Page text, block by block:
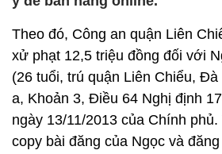
Theo đó, Công an quận Liên
xử phạt 12,5 triệu đồng đối với
(26 tuổi, trú quận Liên Chiểu,
a, Khoản 3, Điều 64 Nghị định
ngày 13/11/2013 của Chính
copy bài đăng của Ngọc và